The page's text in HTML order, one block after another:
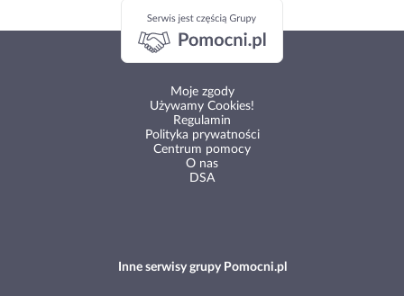
Moje zgody
Używamy Cookies!
Regulamin
Polityka prywatności
Centrum pomocy
O nas
DSA
Inne serwisy grupy Pomocni.pl